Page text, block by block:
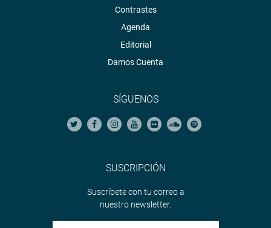
Contrastes
Agenda
Editorial
Damos Cuenta
SÍGUENOS
SUSCRIPCIÓN
Suscríbete con tu correo a
nuestro newsletter.